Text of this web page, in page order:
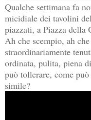
Qualche settimana fa
micidiale dei tavolini
piazzati, a Piazza della
Ah che scempio, ah
straordinariamente
ordinata, pulita, piena
può tollerare, come
simile?